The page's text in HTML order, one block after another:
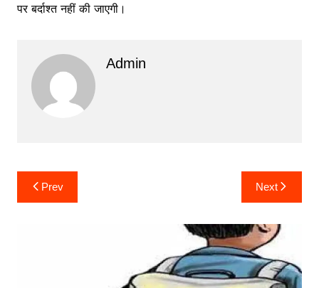
पर बर्दाश्त नहीं की जाएगी।
Admin
Post
navigation
Prev Next